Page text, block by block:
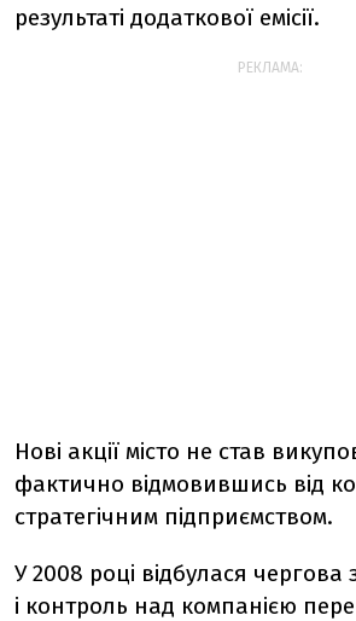
результаті додаткової емісії.
РЕКЛАМА:
Нові акції місто не став
фактично відмовившись від
стратегічним підприємством.
У 2008 році відбулася чергова
і контроль над компанією